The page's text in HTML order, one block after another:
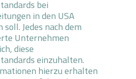
bei
in den USA
Jedes nach dem
Unternehmen
diese
einzuhalten.
hierzu erhalten